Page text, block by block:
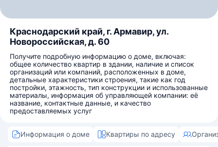
Краснодарский край, г. Армавир, ул.
Новороссийская, д. 60
Получите подробную информацию о доме, включая:
общее количество квартир в здании, наличие и список
организаций или компаний, расположенных в доме,
детальные характеристики строения, такие как год
постройки, этажность, тип конструкции и использованные
материалы, информация об управляющей компании: её
название, контактные данные, и качество
предоставляемых услуг
Информация о доме Квартиры по адресу